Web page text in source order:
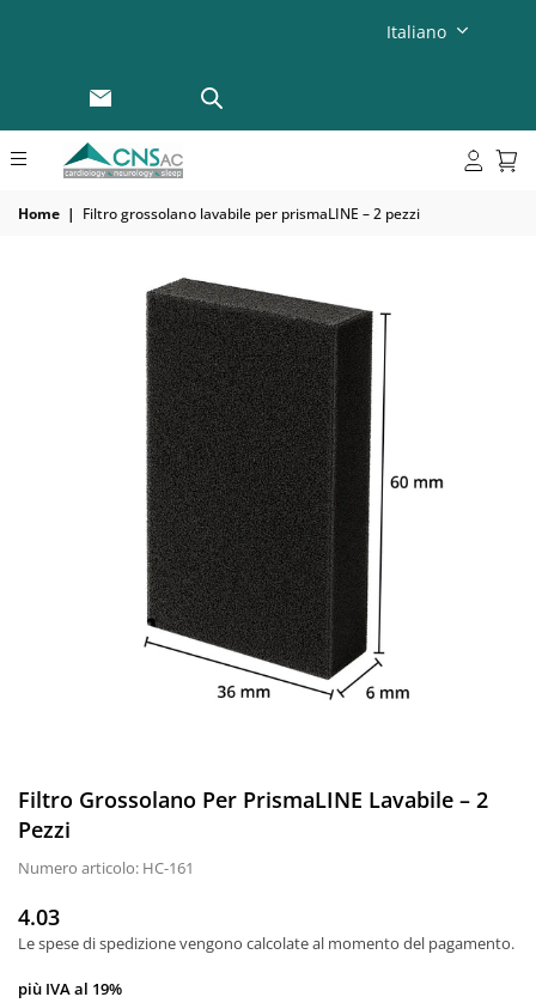
Italiano
Home | Filtro grossolano lavabile per prismaLINE – 2 pezzi
Filtro Grossolano Per PrismaLINE Lavabile – 2
Pezzi
Numero articolo: HC-161
Prezzo
normale
4.03
Le spese di spedizionevengono calcolate al momento del pagamento.
più IVA al 19%